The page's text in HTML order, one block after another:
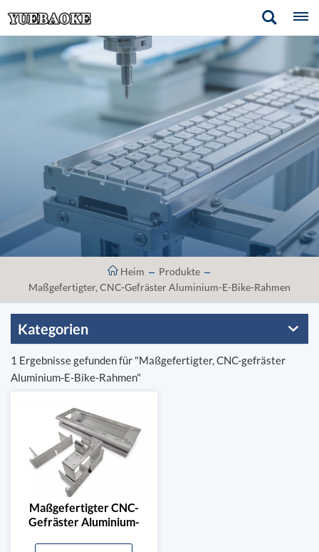
Heim
Produkte
Maßgefertigter, CNC-Gefräster Aluminium-E-Bike-Rahmen
Kategorien
1 Ergebnisse gefunden für "Maßgefertigter, CNC-gefräster
Aluminium-E-Bike-Rahmen"
Maßgefertigter CNC-
Gefräster Aluminium-